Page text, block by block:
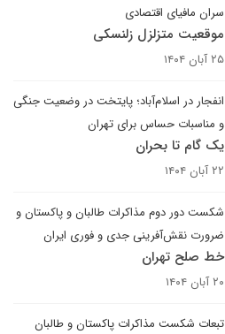
سران مافیای اقتصادی
موقعیت متزلزل زلنسکی
۲۵ آبان ۱۴۰۴
انفجار در اسلام‌آباد؛ پایتخت در وضعیت جنگی
و مناسبات حساس برای تهران
یک گام تا بحران
۲۲ آبان ۱۴۰۴
شکست دور دوم مذاکرات طالبان و پاکستان و
ضرورت نقش‌آفرینی جدی‌ و فوری‌ ایران
خط صلح تهران
۲۰ آبان ۱۴۰۴
تبعات شکست مذاکرات پاکستان و طالبان